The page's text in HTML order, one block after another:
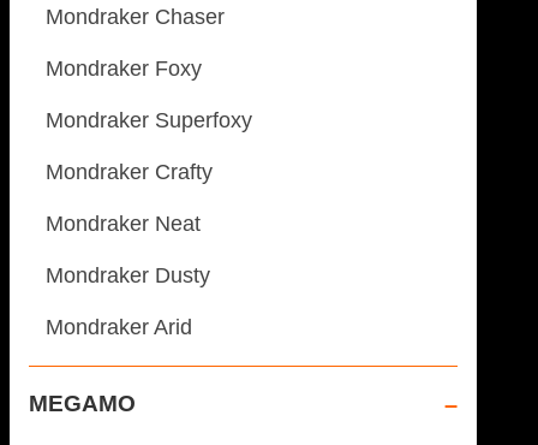
Mondraker Chaser
Mondraker Foxy
Mondraker Superfoxy
Mondraker Crafty
Mondraker Neat
Mondraker Dusty
Mondraker Arid
MEGAMO